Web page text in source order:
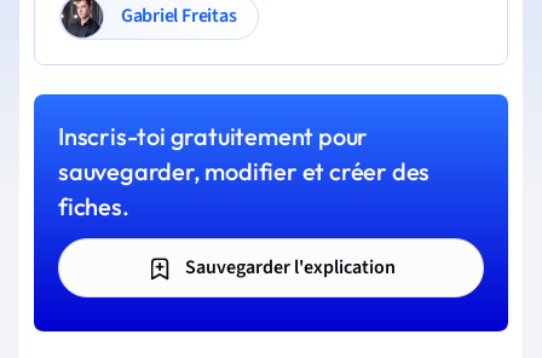
Gabriel Freitas
Inscris-toi gratuitement pour
sauvegarder, modifier et créer des
fiches.
Sauvegarder l'explication